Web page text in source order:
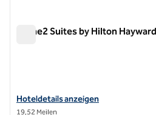
Home2 Suites by Hilton Hayward
Hoteldetails für Home2 Suites by
Hoteldetails anzeigen
19,52 Meilen